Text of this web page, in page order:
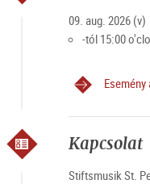
09. aug. 2026 (v)
-tól 15:00
Kapcsolat
Stiftsmusik St.